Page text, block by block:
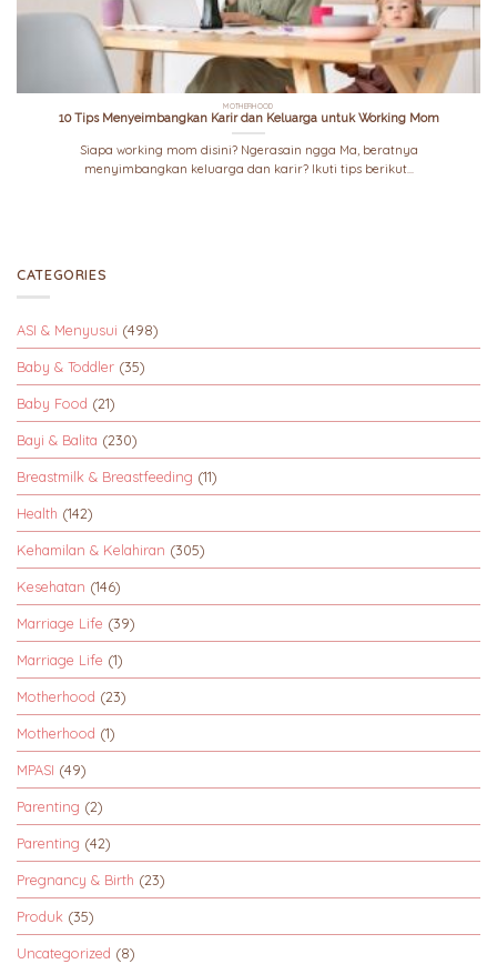
MOTHERHOOD
10 Tips Menyeimbangkan Karir dan Keluarga untuk Working Mom
Siapa working mom disini? Ngerasain ngga Ma, beratnya
menyimbangkan keluarga dan karir? Ikuti tips berikut...
CATEGORIES
ASI & Menyusui (498)
Baby & Toddler (35)
Baby Food (21)
Bayi & Balita (230)
Breastmilk & Breastfeeding (11)
Health (142)
Kehamilan & Kelahiran (305)
Kesehatan (146)
Marriage Life (39)
Marriage Life (1)
Motherhood (23)
Motherhood (1)
MPASI (49)
Parenting (2)
Parenting (42)
Pregnancy & Birth (23)
Produk (35)
Uncategorized (8)